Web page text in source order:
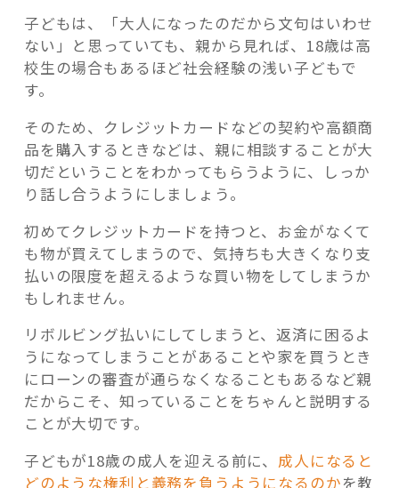
子どもは、「大人になったのだから文句はいわせ
ない」と思っていても、親から見れば、18歳は高
校生の場合もあるほど社会経験の浅い子どもで
す。
そのため、クレジットカードなどの契約や高額商
品を購入するときなどは、親に相談することが大
切だということをわかってもらうように、しっか
り話し合うようにしましょう。
初めてクレジットカードを持つと、お金がなくて
も物が買えてしまうので、気持ちも大きくなり支
払いの限度を超えるような買い物をしてしまうか
もしれません。
リボルビング払いにしてしまうと、返済に困るよ
うになってしまうことがあることや家を買うとき
にローンの審査が通らなくなることもあるなど親
だからこそ、知っていることをちゃんと説明する
ことが大切です。
子どもが18歳の成人を迎える前に、 成人になると
どのような権利と義務を負うようになるのかを教